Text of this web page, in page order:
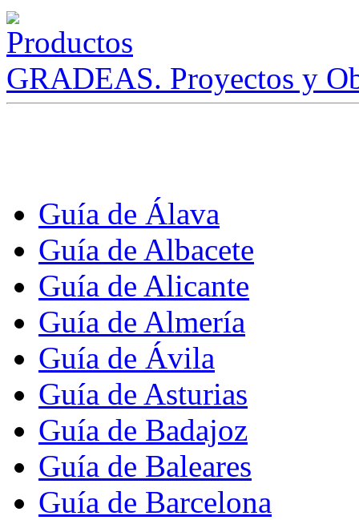
GRADEAS. Proyectos y
Guía de Álava
Guía de Albacete
Guía de Alicante
Guía de Almería
Guía de Ávila
Guía de Asturias
Guía de Badajoz
Guía de Baleares
Guía de Barcelona